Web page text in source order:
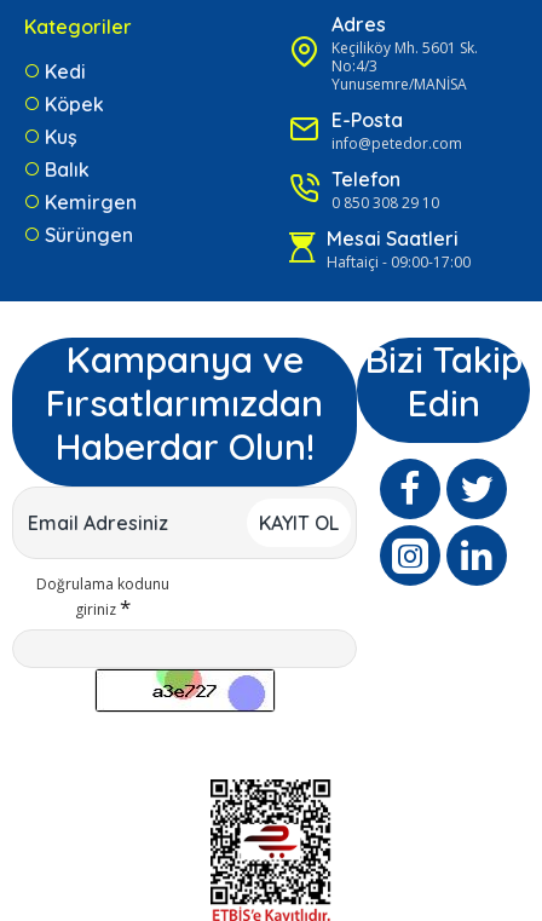
Kategoriler
Kedi
Köpek
Kuş
Balık
Kemirgen
Sürüngen
Adres
Keçiliköy Mh. 5601 Sk.
No:4/3
Yunusemre/MANİSA
E-Posta
info@petedor.com
Telefon
0 850 308 29 10
Mesai Saatleri
Haftaiçi - 09:00-17:00
Kampanya ve
Fırsatlarımızdan
Haberdar Olun!
KAYIT OL
Doğrulama kodunu
giriniz
Bizi Takip
Edin